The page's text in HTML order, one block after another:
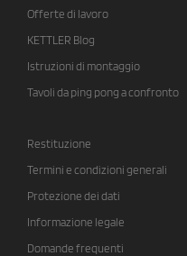
Offerte di lavoro
KETTLER Blog
Istruzioni di montaggio
Tavoli da ping pong a confronto
Restituzione
Termini e condizioni generali
Protezione dei dati
Informazione legale
Domande frequenti